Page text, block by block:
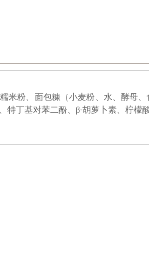
米粉、面包糠（小麦粉、水、酵母
特丁基对苯二酚、 β-胡萝卜素、柠檬